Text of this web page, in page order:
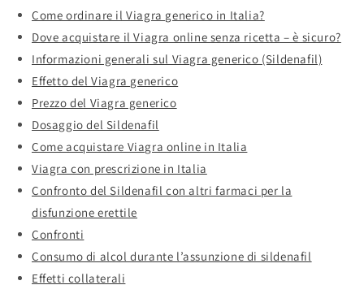
Come ordinare il Viagra generico in Italia?
Dove acquistare il Viagra online senza ricetta – è sicuro?
Informazioni generali sul Viagra generico (Sildenafil)
Effetto del Viagra generico
Prezzo del Viagra generico
Dosaggio del Sildenafil
Come acquistare Viagra online in Italia
Viagra con prescrizione in Italia
Confronto del Sildenafil con altri farmaci per la
disfunzione erettile
Confronti
Consumo di alcol durante l’assunzione di sildenafil
Effetti collaterali